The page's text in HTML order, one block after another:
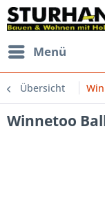
Menü
Übersicht
Winnetoo